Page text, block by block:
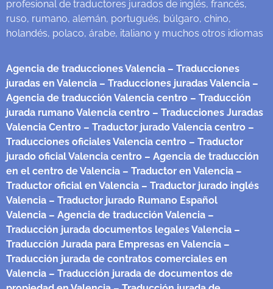
profesional de traductores jurados de inglés, francés,
ruso, rumano, alemán, portugués, búlgaro, chino,
holandés, polaco, árabe, italiano y muchos otros idiomas
Agencia de traducciones Valencia – Traducciones
juradas en Valencia – Traducciones juradas Valencia –
Agencia de traducción Valencia centro – Traducción
jurada rumano Valencia centro – Traducciones Juradas
Valencia Centro – Traductor jurado Valencia centro –
Traducciones oficiales Valencia centro – Traductor
jurado oficial Valencia centro – Agencia de traducción
en el centro de Valencia – Traductor en Valencia –
Traductor oficial en Valencia – Traductor jurado inglés
Valencia – Traductor jurado Rumano Español
Valencia – Agencia de traducción Valencia –
Traducción jurada documentos legales Valencia –
Traducción Jurada para Empresas en Valencia –
Traducción jurada de contratos comerciales en
Valencia – Traducción jurada de documentos de